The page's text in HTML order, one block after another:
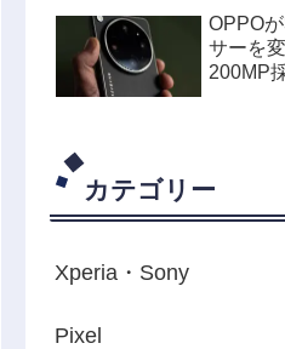
OPPO
サーを
200MP
カテゴリー
Xperia・Sony
Pixel